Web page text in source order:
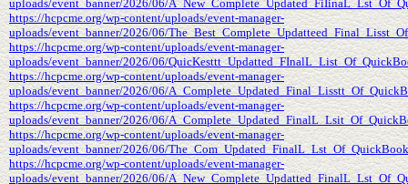
uploads/event_banner/2026/06/
https://hcpcme.org/wp-content/uploads/event-manager-
uploads/event_banner/2026/06/
https://hcpcme.org/wp-content/uploads/event-manager-
uploads/event_banner/2026/06/
https://hcpcme.org/wp-content/uploads/event-manager-
uploads/event_banner/2026/06/
https://hcpcme.org/wp-content/uploads/event-manager-
uploads/event_banner/2026/06/
https://hcpcme.org/wp-content/uploads/event-manager-
uploads/event_banner/2026/06/
https://hcpcme.org/wp-content/uploads/event-manager-
uploads/event_banner/2026/06/